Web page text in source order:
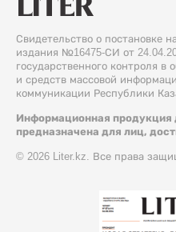
Свидетельство о постановке
издания №16475-СИ от
государственного контроля в
и средств массовой
коммуникации Республики
Информационная продукция
предназначена для лиц,
© 2026 Liter.kz. Все права